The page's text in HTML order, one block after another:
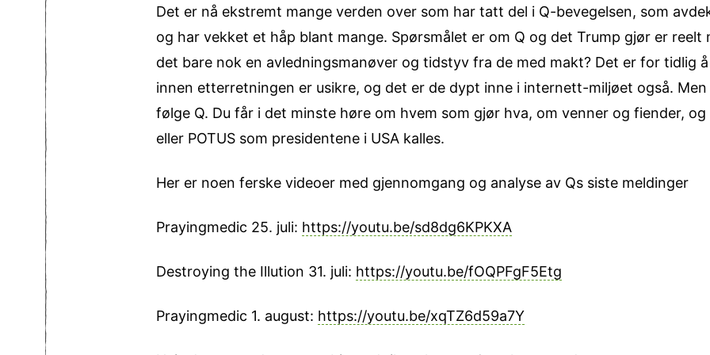
Det er nå ekstremt mange verden over som har tatt del i Q-bevegelsen, som
og har vekket et håp blant mange. Spørsmålet er om Q og det Trump gjør er reelt
det bare nok en avledningsmanøver og tidstyv fra de med makt? Det er for tidlig
innen etterretningen er usikre, og det er de dypt inne i internett-miljøet også.
følge Q. Du får i det minste høre om hvem som gjør hva, om venner og fiender,
eller POTUS som presidentene i USA kalles.
Her er noen ferske videoer med gjennomgang og analyse av Qs siste meldinger
Prayingmedic 25. juli: https://youtu.be/sd8dg6KPKXA
Destroying the Illution 31. juli: https://youtu.be/fOQPFgF5Etg
Prayingmedic 1. august: https://youtu.be/xqTZ6d59a7Y